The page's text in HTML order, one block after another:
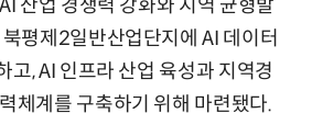
산업 경쟁력 강화와 지역 균형발
평제2일반산업단지에 AI 데이터
고, AI 인프라 산업 육성과 지역경
체계를 구축하기 위해 마련됐다.